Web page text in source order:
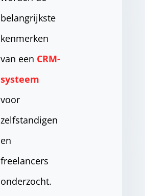
belangrijkste
kenmerken
van een CRM-
systeem
voor
zelfstandigen
en
freelancers
onderzocht.